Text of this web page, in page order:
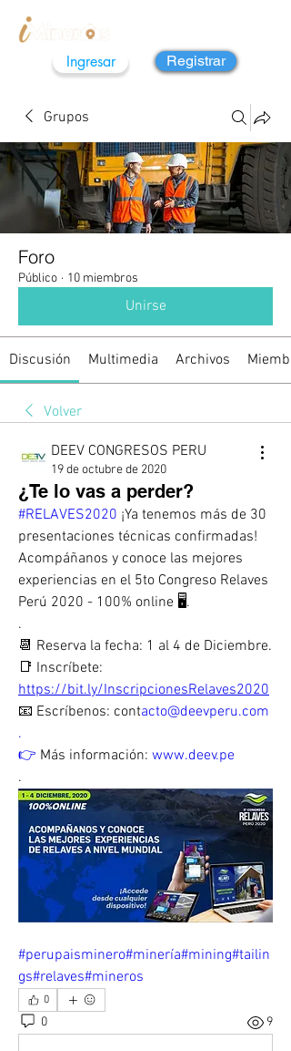
Ingresar Registrar
Grupos
Foro
Público · 10 miembros
Unirse
Discusión Multimedia Archivos
Volver
DEEV CONGRESOS PERU
19 de octubre de 2020
¿Te lo vas a perder?
#RELAVES2020 ¡Ya tenemos más de 30
presentaciones técnicas confirmadas!
Acompáñanos y conoce las mejores
experiencias en el 5to Congreso Relaves
Perú 2020 - 100% online 🖥.
.
📆 Reserva la fecha: 1 al 4 de Diciembre.
https://bit.ly/InscripcionesRelaves2020
📧 Escríbenos: contacto@deevperu.com
.
👉 Más información: www.deev.pe
.
#perupaisminero#minería#mining#tailin
gs#relaves#mineros
0
0 9